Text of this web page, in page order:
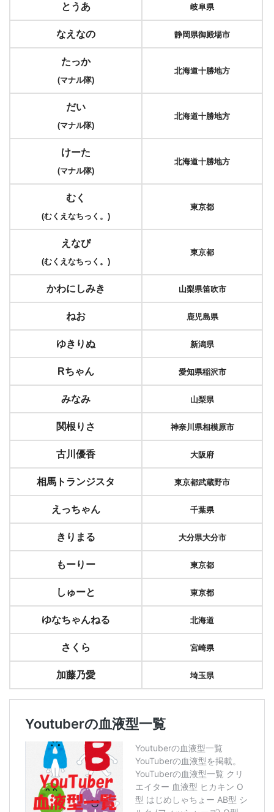
とうあ 岐阜県
なえなの 静岡県御殿場市
たっか
(マナル隊)
北海道十勝地方
だい
(マナル隊)
北海道十勝地方
けーた
(マナル隊)
北海道十勝地方
むく
(むくえなちっく。)
東京都
えなぴ
(むくえなちっく。)
東京都
かわにしみき 山梨県笛吹市
ねお 鹿児島県
ゆきりぬ 新潟県
Rちゃん 愛知県稲沢市
みなみ 山梨県
関根りさ 神奈川県相模原市
古川優香 大阪府
相馬トランジスタ 東京都武蔵野市
えっちゃん 千葉県
きりまる 大分県大分市
もーりー 東京都
しゅーと 東京都
ゆなちゃんねる 北海道
さくら 宮崎県
加藤乃愛 埼玉県